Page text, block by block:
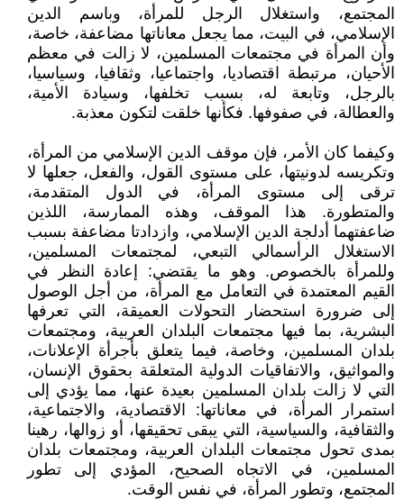
المجتمع، واستغلال الرجل للمرأة، وباسم الدين
الإسلامي، في البيت، مما يجعل معاناتها مضاعفة، خاصة،
وأن المرأة في مجتمعات المسلمين، لا زالت في معظم
الأحيان، مرتبطة اقتصاديا، واجتماعيا، وثقافيا، وسياسيا،
بالرجل، وتابعة له، بسبب تخلفها، وسيادة الأمية،
والعطالة، في صفوفها. فكأنها خلقت لتكون معذبة.
وكيفما كان الأمر، فإن موقف الدين الإسلامي من المرأة،
وتكريسه لدونيتها، على مستوى القول، والفعل، جعلها لا
ترقى إلى مستوى المرأة، في الدول المتقدمة،
والمتطورة. هذا الموقف، وهذه الممارسة، اللذين
ضاعفتهما أدلجة الدين الإسلامي، وازدادتا مضاعفة بسبب
الاستغلال الرأسمالي التبعي، لمجتمعات المسلمين،
وللمرأة بالخصوص. وهو ما يقتضي: إعادة النظر في
القيم المعتمدة في التعامل مع المرأة، من أجل الوصول
إلى ضرورة استحضار التحولات العميقة، التي تعرفها
البشرية، بما فيها مجتمعات البلدان العربية، ومجتمعات
بلدان المسلمين، وخاصة، فيما يتعلق بأجرأة الإعلانات،
والمواثيق، والاتفاقيات الدولية المتعلقة بحقوق الإنسان،
التي لا زالت بلدان المسلمين بعيدة عنها، مما يؤدي إلى
استمرار المرأة، في معاناتها: الاقتصادية، والاجتماعية،
والثقافية، والسياسية، التي يبقى تحقيقها، أو زوالها، رهينا
بمدى تحول مجتمعات البلدان العربية، ومجتمعات بلدان
المسلمين، في الاتجاه الصحيح، المؤدي إلى تطور
المجتمع، وتطور المرأة، في نفس الوقت.